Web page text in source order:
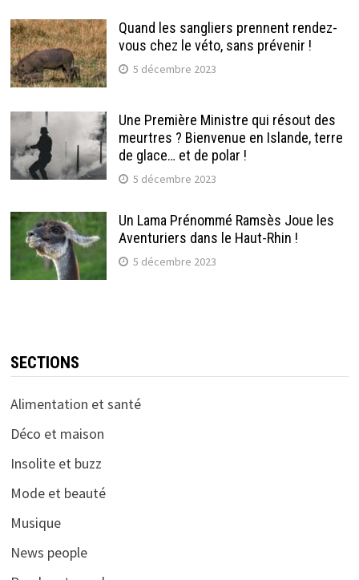
Quand les sangliers prennent rendez-
vous chez le véto, sans prévenir !
5 décembre 2023
Une Première Ministre qui résout des
meurtres ? Bienvenue en Islande, terre
de glace… et de polar !
5 décembre 2023
Un Lama Prénommé Ramsès Joue les
Aventuriers dans le Haut-Rhin !
5 décembre 2023
SECTIONS
Alimentation et santé
Déco et maison
Insolite et buzz
Mode et beauté
Musique
News people